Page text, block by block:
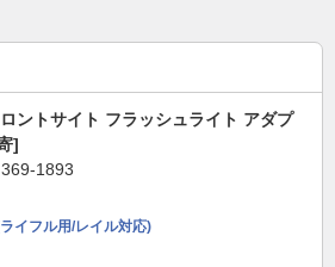
ントサイト フラッシュライト アダプ
]
1893
イフル用/レイル対応)